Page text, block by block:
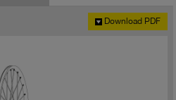
Download PDF